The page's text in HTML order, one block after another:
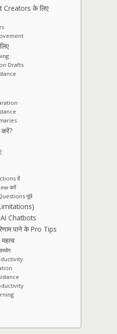
के लिए
Drafts
दें
करें
पूछें
Chatbots
पाने के Pro Tips